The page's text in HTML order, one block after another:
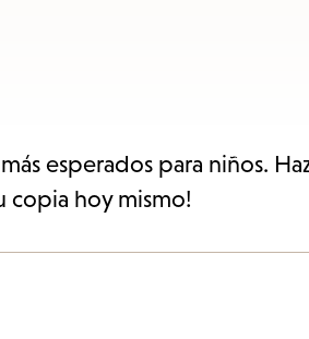
esperados para niños.
copia hoy mismo!